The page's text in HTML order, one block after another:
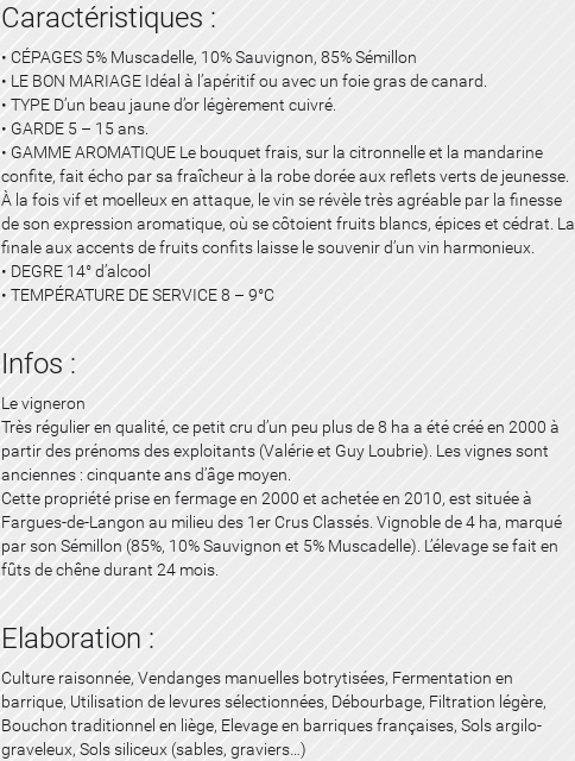
Caractéristiques :
• CÉPAGES 5% Muscadelle, 10% Sauvignon, 85% Sémillon
• LE BON MARIAGE Idéal à l’apéritif ou avec un foie gras de canard.
• TYPE D’un beau jaune d’or légèrement cuivré.
• GARDE 5 – 15 ans.
• GAMME AROMATIQUE Le bouquet frais, sur la citronnelle et la mandarine
confite, fait écho par sa fraîcheur à la robe dorée aux reflets verts de jeunesse.
À la fois vif et moelleux en attaque, le vin se révèle très agréable par la finesse
de son expression aromatique, où se côtoient fruits blancs, épices et cédrat. La
finale aux accents de fruits confits laisse le souvenir d’un vin harmonieux.
• DEGRE 14° d’alcool
• TEMPÉRATURE DE SERVICE 8 – 9°C
Infos :
Le vigneron
Très régulier en qualité, ce petit cru d’un peu plus de 8 ha a été créé en 2000 à
partir des prénoms des exploitants (Valérie et Guy Loubrie). Les vignes sont
anciennes : cinquante ans d’âge moyen.
Cette propriété prise en fermage en 2000 et achetée en 2010, est située à
Fargues-de-Langon au milieu des 1er Crus Classés. Vignoble de 4 ha, marqué
par son Sémillon (85%, 10% Sauvignon et 5% Muscadelle). L’élevage se fait en
fûts de chêne durant 24 mois.
Elaboration :
Culture raisonnée, Vendanges manuelles botrytisées, Fermentation en
barrique, Utilisation de levures sélectionnées, Débourbage, Filtration légère,
Bouchon traditionnel en liège, Elevage en barriques françaises, Sols argilo-
graveleux, Sols siliceux (sables, graviers…)